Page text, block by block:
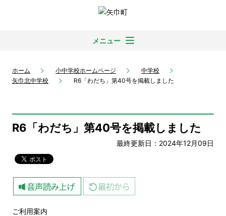
メニュー
ホーム 小中学校ホームページ
中学校
矢巾北中学校
R6「わだち」第40号を掲載しました
R6「わだち」第40号を掲載しました
最終更新日：2024年12月09日
ご利用案内